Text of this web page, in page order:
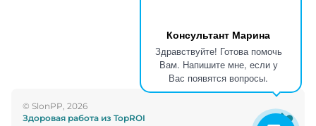
Консультант Марина
Здравствуйте! Готова помочь
Вам. Напишите мне, если у
Вас появятся вопросы.
© SlonPP, 2026
Здоровая работа из TopROI